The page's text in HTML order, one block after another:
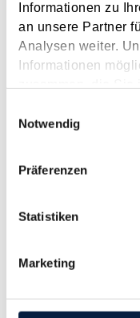
Informationen zu
an unsere Partner
Analysen weiter.
Informationen
gesammelt haben.
Notwendig
Präferenzen
Statistiken
Marketing
August 2026
Problemstellung und
sollen
typischerweise stellt
August 2026
Bundesfinanzgericht
Elternteil nach einer